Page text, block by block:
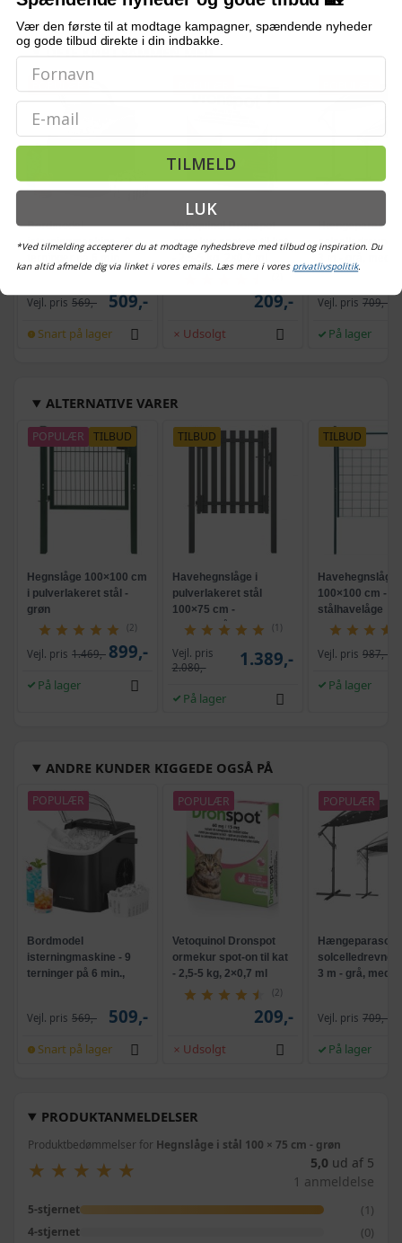
PRODUKTANMELDELSER
Produktbedømmelser for Hegnslåge i stål 100 × 75 cm - grøn
★
★ ★
★ ★
★ ★
★ ★
★ 5,0 ud af 5
1 anmeldelse
5-stjernet (1)
4-stjernet (0)
Bordmodel
isterningmaskine - 9
selvrensende, sort
Vejl. pris 569,- 509,-
Snart på lager
Vetoquinol Dronspot
ormekur spot-on til kat
209,-
Udsolgt
Hængeparasols
solcelledrevne
og krank, UPF
Vejl. pris 709,-
På lager
ALTERNATIVE VARER
POPULÆR TILBUD
Hegnslåge 100×100 cm
i pulverlakeret stål -
grøn
(2)
Vejl. pris 1.469,- 899,-
På lager
TILBUD
Havehegnslåge i
pulverlakeret stål
100×75 cm -
antracitgrå
(1)
Vejl. pris
2.080,-
1.389,-
På lager
TILBUD
Havehegnslåge
100×100 cm -
stålhavelåge
Vejl. pris 987,-
På lager
ANDRE KUNDER KIGGEDE OGSÅ PÅ
POPULÆR
Bordmodel
isterningmaskine - 9
terninger på 6 min.,
Vejl. pris 569,- 509,-
Snart på lager
POPULÆR
Vetoquinol Dronspot
ormekur spot-on til kat
- 2,5-5 kg, 2×0,7 ml
(2)
209,-
Udsolgt
POPULÆR
Hængeparasols
solcelledrevne
3 m - grå, med
Vejl. pris 709,-
På lager
Vær den første til at modtage kampagner, spændende nyheder
og gode tilbud direkte i din indbakke.
Email
TILMELD
LUK
*Ved tilmelding accepterer du at modtage nyhedsbreve med tilbud og inspiration. Du
kan altid afmelde dig via linket i vores emails. Læs mere i vores privatlivspolitik.